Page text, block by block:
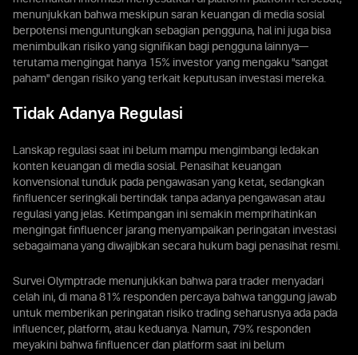
menunjukkan bahwa meskipun saran keuangan di media sosial
berpotensi menguntungkan sebagian pengguna, hal ini juga bisa
menimbulkan risiko yang signifikan bagi pengguna lainnya—
terutama mengingat hanya 15% investor yang mengaku "sangat
paham" dengan risiko yang terkait keputusan investasi mereka.
Tidak Adanya Regulasi
Lanskap regulasi saat ini belum mampu mengimbangi ledakan
konten keuangan di media sosial. Penasihat keuangan
konvensional tunduk pada pengawasan yang ketat, sedangkan
finfluencer seringkali bertindak tanpa adanya pengawasan atau
regulasi yang jelas. Ketimpangan ini semakin memprihatinkan
mengingat finfluencer jarang menyampaikan peringatan investasi
sebagaimana yang diwajibkan secara hukum bagi penasihat resmi.
Survei Olymptrade menunjukkan bahwa para trader menyadari
celah ini, di mana 81% responden percaya bahwa tanggung jawab
untuk memberikan peringatan risiko trading seharusnya ada pada
influencer, platform, atau keduanya. Namun, 79% responden
meyakini bahwa finfluencer dan platform saat ini belum